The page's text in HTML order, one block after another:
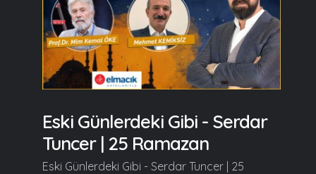
Eski Günlerdeki Gibi - Serdar
Tuncer | 25 Ramazan
Eski Günlerdeki Gibi - Serdar Tuncer | 25